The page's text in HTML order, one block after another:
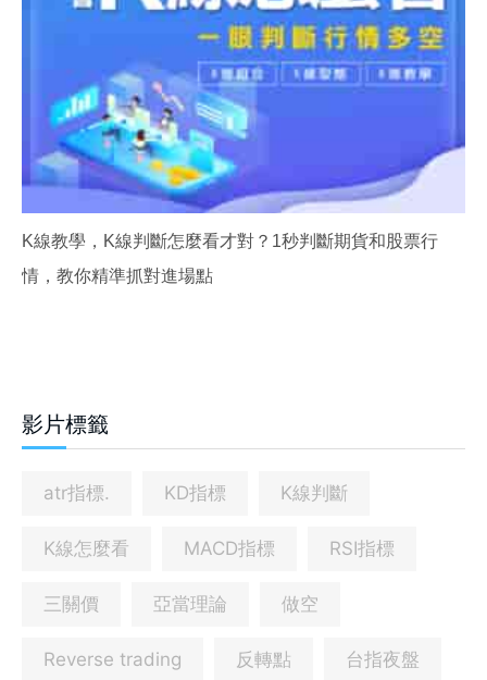
K線教學，K線判斷怎麼看才對？1秒判斷期貨和股票行
情，教你精準抓對進場點
影片標籤
atr指標. KD指標 K線判斷
K線怎麼看 MACD指標 RSI指標
三關價 亞當理論 做空
Reverse trading 反轉點 台指夜盤